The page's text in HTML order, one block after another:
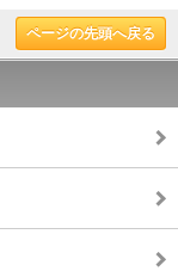
ページの先頭へ戻る